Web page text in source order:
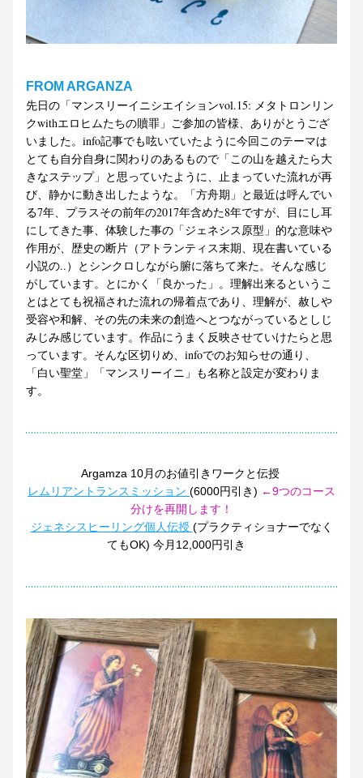
FROM ARGANZA
先日の「マンスリーイニシエイションvol.15: メタトロンリン
クwithエロヒムたちの贖罪」ご参加の皆様、ありがとうござ
いました。info記事でも呟いていたように今回このテーマは
とても自分自身に関わりのあるもので「この山を越えたら大
きなステップ」と思っていたように、止まっていた流れが再
び、静かに動き出したような。「方舟期」と最近は呼んでい
る7年、プラスその前年の2017年含めた8年ですが、目にし耳
にしてきた事、体験した事の「ジェネシス原型」的な意味や
作用が、歴史の断片（アトランティス末期、現在書いている
小説の..）とシンクロしながら腑に落ちて来た。そんな感じ
がしています。とにかく「良かった」。理解出来るというこ
とはとても祝福された流れの帰着点であり、理解が、赦しや
受容や和解、その先の未来の創造へとつながっているとしじ
みじみ感じています。作品にうまく反映させていけたらと思
っています。そんな区切りめ、infoでのお知らせの通り、
「白い聖堂」「マンスリーイニ」も名称と設定が変わりま
す。
Argamza 10月のお値引きワークと伝授
レムリアントランスミッション (6000円引き) ←9つのコース
分けを再開します！
ジェネシスヒーリング個人伝授 (プラクティショナーでなく
てもOK) 今月12,000円引き